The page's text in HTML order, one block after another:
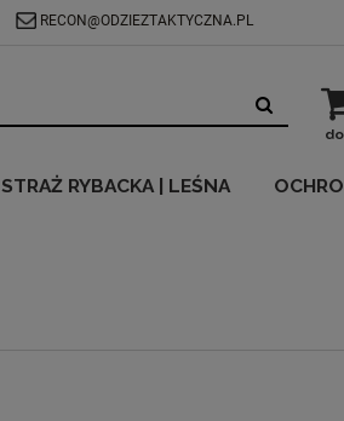
STRAŻ RYBACKA | LEŚNA
RECON@ODZIEZTAKTYCZNA.PL